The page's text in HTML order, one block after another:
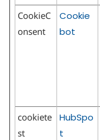
CookieC
onsent
Cookie
bot
cookiete
st
HubSpo
t